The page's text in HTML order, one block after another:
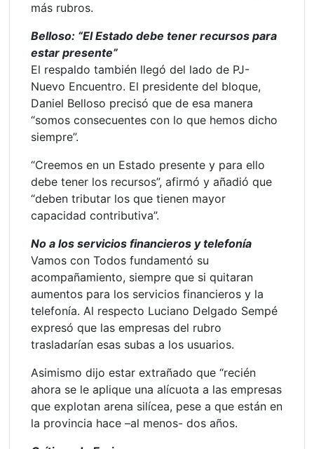
más rubros.
Belloso: “El Estado debe tener recursos para
estar presente”
El respaldo también llegó del lado de PJ-
Nuevo Encuentro. El presidente del bloque,
Daniel Belloso precisó que de esa manera
“somos consecuentes con lo que hemos dicho
siempre”.
“Creemos en un Estado presente y para ello
debe tener los recursos”, afirmó y añadió que
“deben tributar los que tienen mayor
capacidad contributiva”.
No a los servicios financieros y telefonía
Vamos con Todos fundamentó su
acompañamiento, siempre que si quitaran
aumentos para los servicios financieros y la
telefonía. Al respecto Luciano Delgado Sempé
expresó que las empresas del rubro
trasladarían esas subas a los usuarios.
Asimismo dijo estar extrañado que “recién
ahora se le aplique una alícuota a las empresas
que explotan arena silícea, pese a que están en
la provincia hace –al menos- dos años.